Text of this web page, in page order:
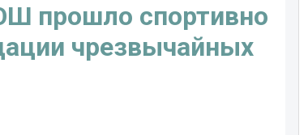
прошло спортивно
чрезвычайных